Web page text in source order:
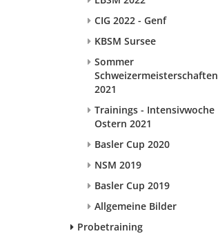
CIG 2022 - Genf
KBSM Sursee
Sommer
Schweizermeisterschaften
2021
Trainings - Intensivwoche
Ostern 2021
Basler Cup 2020
NSM 2019
Basler Cup 2019
Allgemeine Bilder
Probetraining